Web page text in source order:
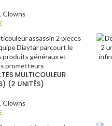
,Clowns
MULTICOULEUR
(2 UNITÉS)
,Clowns